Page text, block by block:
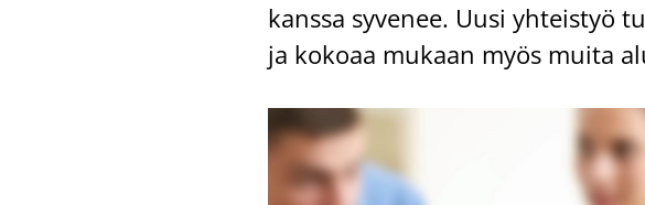
kans­sa sy­ve­nee. Uusi yh­teis­työ
ja ko­ko­aa mu­kaan myös muita